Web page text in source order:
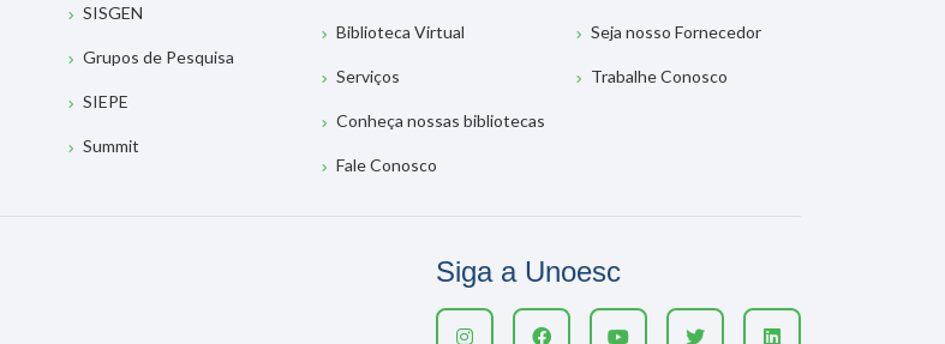
SISGEN
Grupos de Pesquisa
SIEPE
Summit
Biblioteca Virtual
Serviços
Conheça nossas bibliotecas
Fale Conosco
Seja nosso Fornecedor
Trabalhe Conosco
Siga a Unoesc